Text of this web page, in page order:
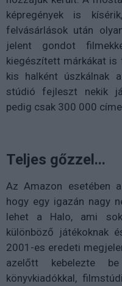
képregények is
felvásárlások után
jelent gondot
kiegészített márkákat is
kis halként úszkálnak
stúdió fejleszt nekik
pedig csak 300 000
Teljes gőzzel...
Az Amazon esetében
hogy egy igazán nagy
lehet a Halo, ami
különböző játékoknak
2001-es eredeti
azelőtt kebelezte
könyvkiadókkal,